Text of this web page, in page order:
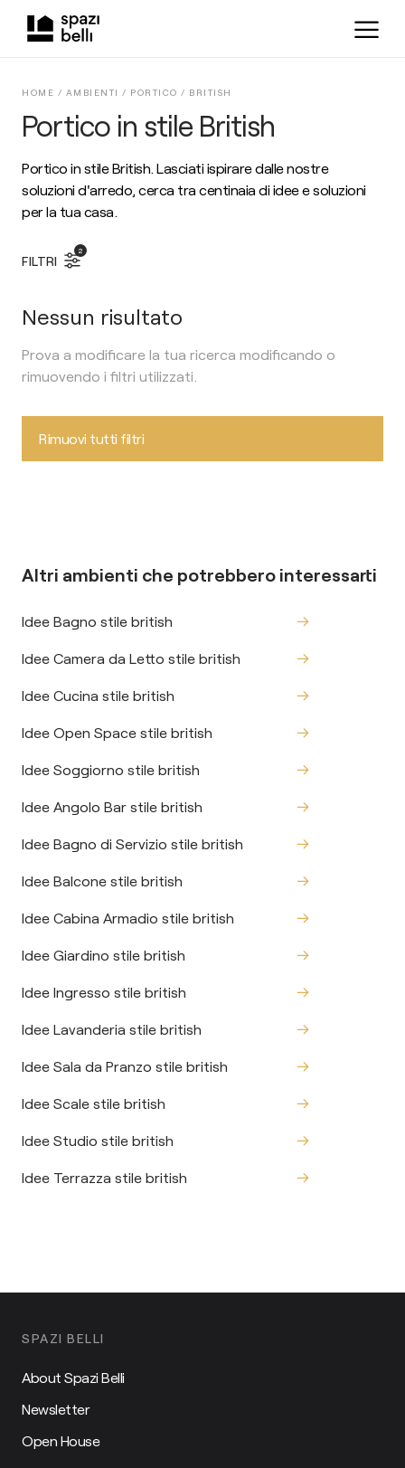
Portico in stile British
HOME / AMBIENTI / PORTICO / BRITISH
Portico in stile British. Lasciati ispirare dalle nostre
soluzioni d'arredo, cerca tra centinaia di idee e soluzioni
per la tua casa.
FILTRI
2
Nessun risultato
Prova a modificare la tua ricerca modificando o
rimuovendo i filtri utilizzati.
Rimuovi tutti filtri
Altri ambienti che potrebbero interessarti
Idee Bagno stile british
Idee Camera da Letto stile british
Idee Cucina stile british
Idee Open Space stile british
Idee Soggiorno stile british
Idee Angolo Bar stile british
Idee Bagno di Servizio stile british
Idee Balcone stile british
Idee Cabina Armadio stile british
Idee Giardino stile british
Idee Ingresso stile british
Idee Lavanderia stile british
Idee Sala da Pranzo stile british
Idee Scale stile british
Idee Studio stile british
Idee Terrazza stile british
SPAZI BELLI
About Spazi Belli
Newsletter
Open House